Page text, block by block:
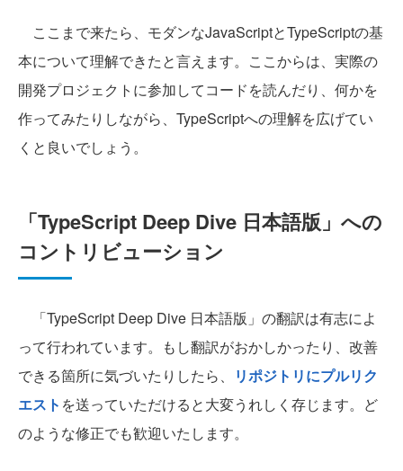
ここまで来たら、モダンなJavaScriptとTypeScriptの基
本について理解できたと言えます。ここからは、実際の
開発プロジェクトに参加してコードを読んだり、何かを
作ってみたりしながら、TypeScriptへの理解を広げてい
くと良いでしょう。
「TypeScript Deep Dive 日本語版」への
コントリビューション
「TypeScript Deep Dive 日本語版」の翻訳は有志によ
って行われています。もし翻訳がおかしかったり、改善
できる箇所に気づいたりしたら、
リポジトリにプルリク
エスト を送っていただけると大変うれしく存じます。ど
のような修正でも歓迎いたします。